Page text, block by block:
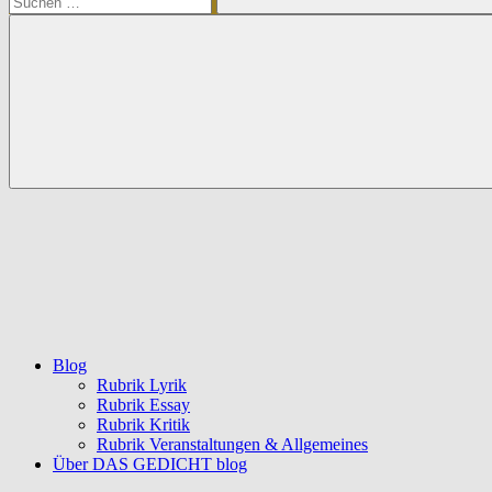
Suchen
Blog
Rubrik Lyrik
Rubrik Essay
Rubrik Kritik
Rubrik Veranstaltungen & Allgemeines
Über DAS GEDICHT blog